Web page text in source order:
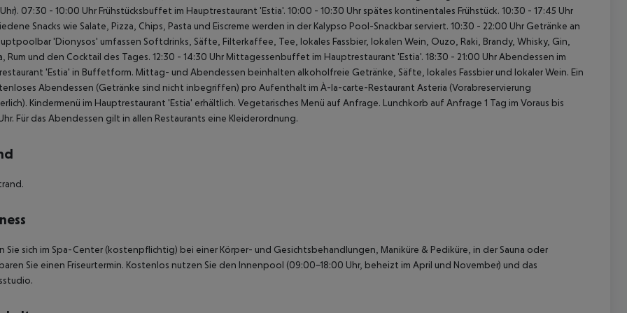
07:30 - 10:00 Uhr Frühstücksbuffet im Hauptrestaurant 'Estia'. 10:00 - 10:30 Uhr spätes kontinentales Frühstück. 10:30 - 17:45 Uhr
Snacks wie Salate, Pizza, Chips, Pasta und Eiscreme werden in der Kalypso Pool-Snackbar serviert. 10:30 - 22:00 Uhr Getränke an
'Dionysos' umfassen Softdrinks, Säfte, Filterkaffee, Tee, lokales Fassbier, lokalen Wein, Ouzo, Raki, Brandy, Whisky, Gin,
Rum und den Cocktail des Tages. 12:30 - 14:30 Uhr Mittagessenbuffet im Hauptrestaurant 'Estia'. 18:30 - 21:00 Uhr Abendessen im
'Estia' in Buffetform. Mittag- und Abendessen beinhalten alkoholfreie Getränke, Säfte, lokales Fassbier und lokaler Wein. Ein
Abendessen (Getränke sind nicht inbegriffen) pro Aufenthalt im À-la-carte-Restaurant Asteria (Vorabreservierung
Kindermenü im Hauptrestaurant 'Estia' erhältlich. Vegetarisches Menü auf Anfrage. Lunchkorb auf Anfrage 1 Tag im Voraus bis
Für das Abendessen gilt in allen Restaurants eine Kleiderordnung.
Sie sich im Spa-Center (kostenpflichtig) bei einer Körper- und Gesichtsbehandlungen, Maniküre & Pediküre, in der Sauna oder
Sie einen Friseurtermin. Kostenlos nutzen Sie den Innenpool (09:00-18:00 Uhr, beheizt im April und November) und das